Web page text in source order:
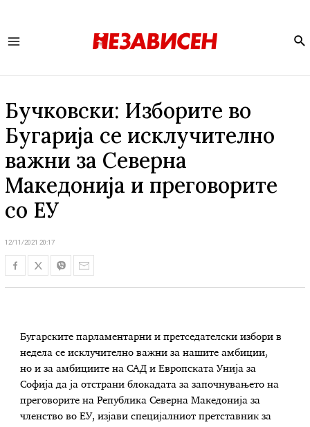
Бучковски: Изборите во
Бугарија се исклучително
важни за Северна
Македонија и преговорите
со ЕУ
12/11/2021 20:17
Бугарските парламентарни и претседателски избори в
недела се исклучително важни за нашите амбиции,
но и за амбициите на САД и Европската Унија за
Софија да ја отстрани блокадата за започнувањето на
преговорите на Република Северна Македонија за
членство во ЕУ, изјави специјалниот претставник за